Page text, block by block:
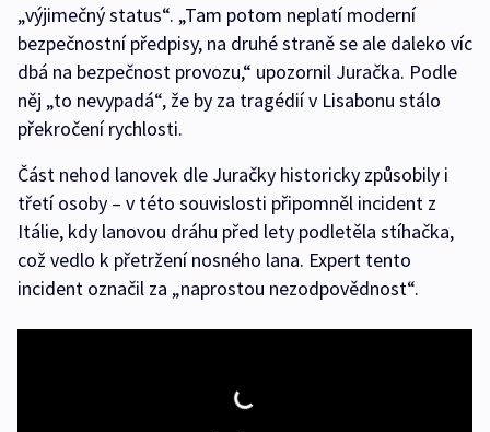
„výjimečný status“. „Tam potom neplatí moderní
bezpečnostní předpisy, na druhé straně se ale daleko víc
dbá na bezpečnost provozu,“ upozornil Juračka. Podle
něj „to nevypadá“, že by za tragédií v Lisabonu stálo
překročení rychlosti.
Část nehod lanovek dle Juračky historicky způsobily i
třetí osoby – v této souvislosti připomněl incident z
Itálie, kdy lanovou dráhu před lety podletěla stíhačka,
což vedlo k přetržení nosného lana. Expert tento
incident označil za „naprostou nezodpovědnost“.